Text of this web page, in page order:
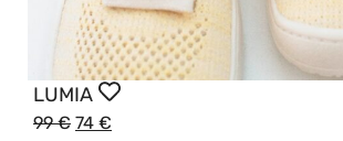
LUMIA
99€ 74 €